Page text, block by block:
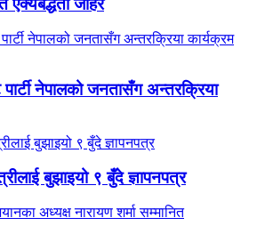
ऐक्यबद्धता जाहेर
पार्टी नेपालको जनतासँग अन्तरक्रिया
बुझाइयो ९ बुँदे ज्ञापनपत्र